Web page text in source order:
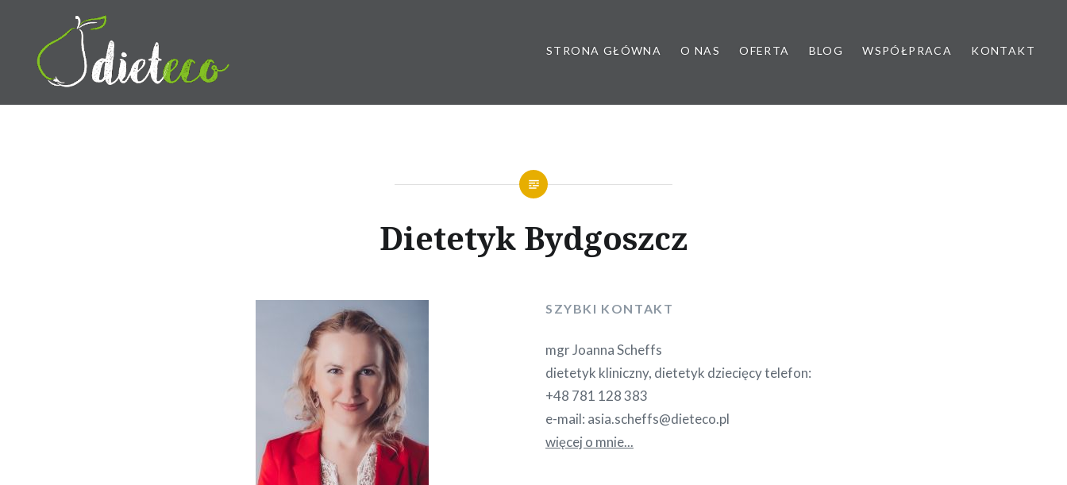
Dietetyk Bydgoszcz Toruń, poradnia dietetyczna, dietetyk dziecięcy
STRONA GŁÓWNA O NAS OFERTA BLOG WSPÓŁPRACA KONTAKT
Dietetyk Bydgoszcz
SZYBKI KONTAKT
mgr Joanna Scheffs
dietetyk kliniczny, dietetyk dziecięcy telefon:
+48 781 128 383
e-mail: asia.scheffs@dieteco.pl
więcej o mnie...